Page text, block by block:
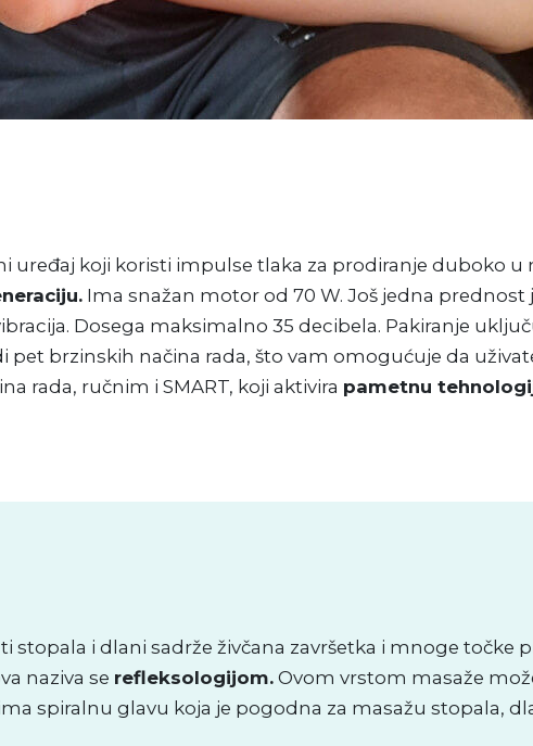
uređaj koji koristi impulse tlaka za prodiranje duboko u
Ima snažan motor od 70 W. Još jedna prednost
Dosega maksimalno 35 decibela. Pakiranje
brzinskih načina rada, što vam omogućuje da
rada, ručnim i SMART, koji aktivira pametnu
i dlani sadrže živčana završetka i mnoge točke
naziva se refleksologijom. Ovom vrstom masaže
spiralnu glavu koja je pogodna za masažu stopala,